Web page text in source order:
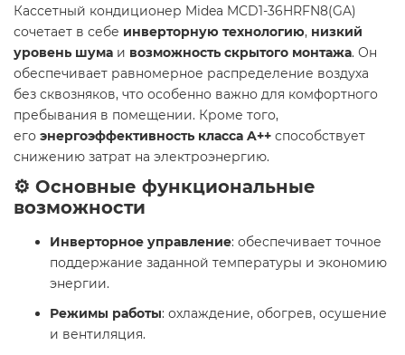
Кассетный кондиционер Midea MCD1-36HRFN8(GA)
сочетает в себе инверторную технологию, низкий
уровень шума и возможность скрытого монтажа. Он
обеспечивает равномерное распределение воздуха
без сквозняков, что особенно важно для комфортного
пребывания в помещении. Кроме того,
его энергоэффективность класса A++ способствует
снижению затрат на электроэнергию.
⚙️ Основные функциональные
возможности
Инверторное управление: обеспечивает точное
поддержание заданной температуры и экономию
энергии.
Режимы работы: охлаждение, обогрев, осушение
и вентиляция.